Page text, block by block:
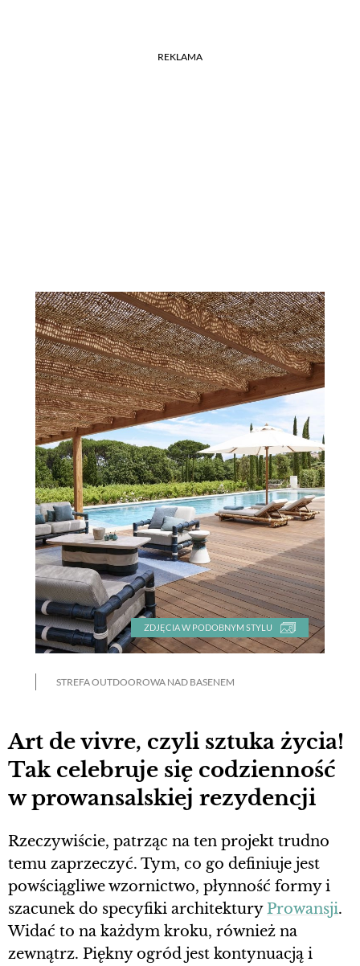
REKLAMA
ZDJĘCIA W PODOBNYM STYLU
STREFA OUTDOOROWA NAD BASENEM
Art de vivre, czyli sztuka życia!
Tak celebruje się codzienność
w prowansalskiej rezydencji
Rzeczywiście, patrząc na ten projekt trudno
temu zaprzeczyć. Tym, co go definiuje jest
powściągliwe wzornictwo, płynność formy i
szacunek do specyfiki architekturyProwansji.
Widać to na każdym kroku, również na
zewnątrz. Piękny ogród jest kontynuacją i